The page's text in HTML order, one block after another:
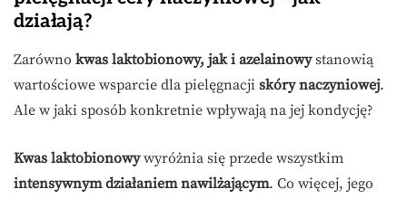
działają?
Zarówno kwas laktobionowy, jak i azelainowystanowią
wartościowe wsparcie dla pielęgnacji skóry naczyniowej.
Ale w jaki sposób konkretnie wpływają na jej kondycję?
Kwas laktobionowywyróżnia się przede wszystkim
intensywnym działaniem nawilżającym. Co więcej, jego